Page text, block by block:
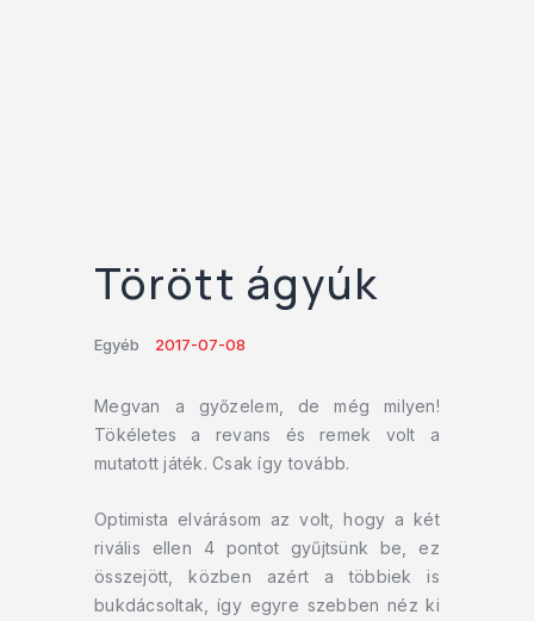
Törött ágyúk
Egyéb 2017-07-08
Megvan a győzelem, de még milyen!
Tökéletes a revans és remek volt a
mutatott játék. Csak így tovább.
Optimista elvárásom az volt, hogy a két
rivális ellen 4 pontot gyűjtsünk be, ez
összejött, közben azért a többiek is
bukdácsoltak, így egyre szebben néz ki